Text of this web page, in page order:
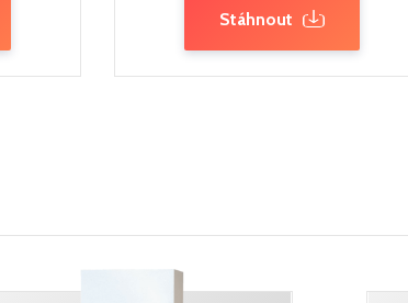
Stáhnout